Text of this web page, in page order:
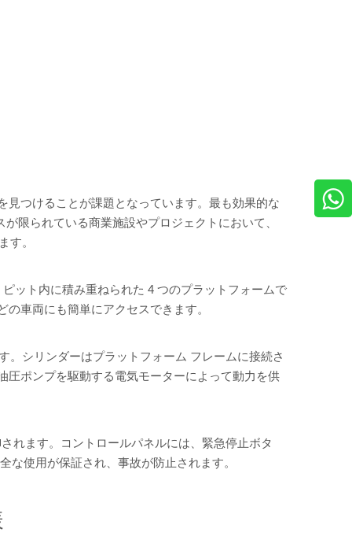
つけることが課題となっています。最も効果的な
限られている商業施設やプロジェクトにおいて、
す。
ット内に積み重ねられた 4 つのプラットフォームで
車両にも簡単にアクセスできます。
。シリンダーはプラットフォーム フレームに接続さ
圧ポンプを駆動する電気モーターによって動力を供
れます。コントロールパネルには、緊急停止ボタ
使用が保証され、事故が防止されます。